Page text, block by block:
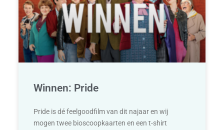
Winnen: Pride
Pride is dé feelgoodfilm van dit najaar en wij
mogen twee bioscoopkaarten en een t-shirt